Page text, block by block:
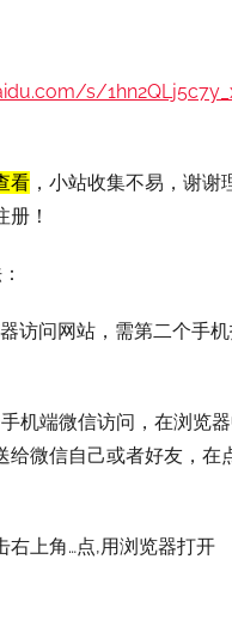
s/
看 ，小站收集不易，谢谢
！
访问网站，需第二个手
机端微信访问，在浏览
给微信自己或者好友，在
右上角…点,用浏览器打开